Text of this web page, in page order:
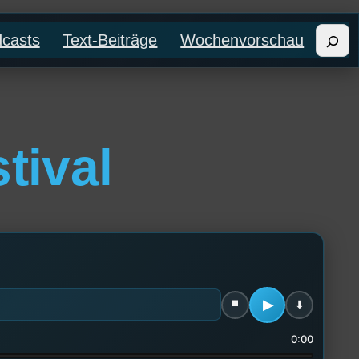
Text-Beiträge Wochenvorschau
0:00